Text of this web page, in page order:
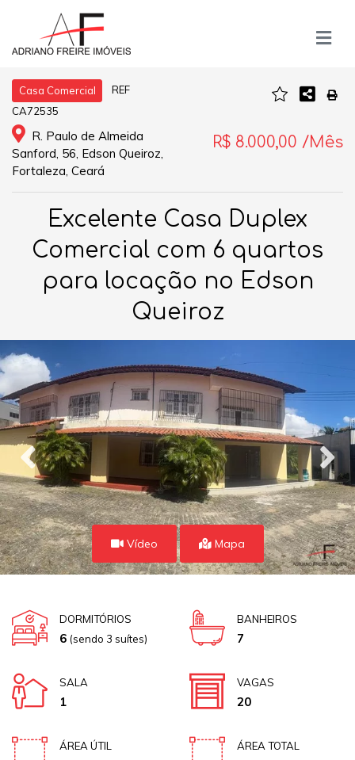
Casa Comercial
REF
CA72535
R. Paulo de Almeida
Sanford, 56, Edson Queiroz,
Fortaleza, Ceará
R$ 8.000,00 /Mês
Excelente Casa Duplex
Comercial com 6 quartos
para locação no Edson
Queiroz
Vídeo Mapa
DORMITÓRIOS
6 (sendo 3 suítes)
BANHEIROS
7
SALA
1
VAGAS
20
ÁREA ÚTIL ÁREA TOTAL